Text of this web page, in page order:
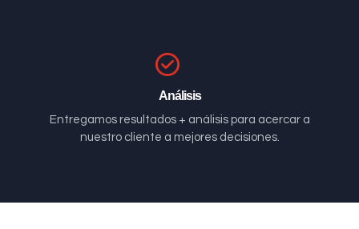
Análisis
Entregamos resultados + análisis para acercar a
nuestro cliente a mejores decisiones.